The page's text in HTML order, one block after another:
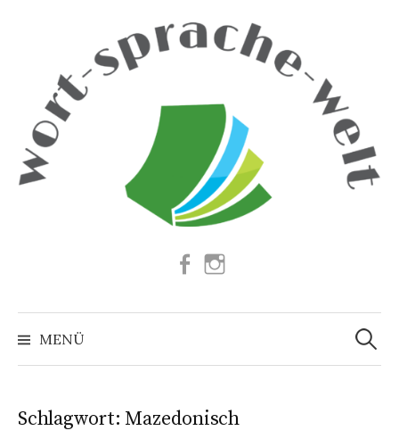
Facebook
MENÜ
Suchen
nach:
Schlagwort: Mazedonisch